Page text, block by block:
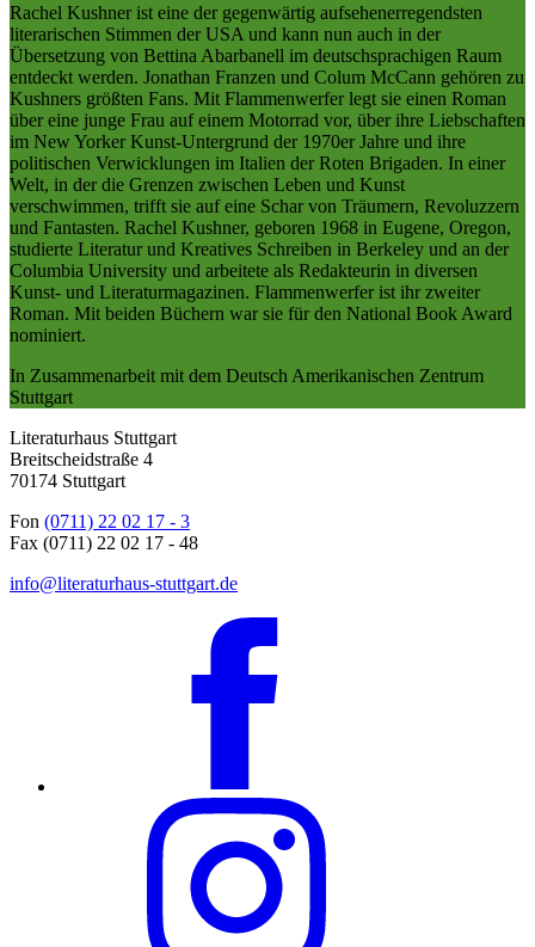
Rachel Kushner ist eine der gegenwärtig aufsehenerregendsten
literarischen Stimmen der USA und kann nun auch in der
Übersetzung von Bettina Abarbanell im deutschsprachigen Raum
entdeckt werden. Jonathan Franzen und Colum McCann gehören zu
Kushners größten Fans. Mit Flammenwerfer legt sie einen Roman
über eine junge Frau auf einem Motorrad vor, über ihre Liebschaften
im New Yorker Kunst-Untergrund der 1970er Jahre und ihre
politischen Verwicklungen im Italien der Roten Brigaden. In einer
Welt, in der die Grenzen zwischen Leben und Kunst
verschwimmen, trifft sie auf eine Schar von Träumern, Revoluzzern
und Fantasten. Rachel Kushner, geboren 1968 in Eugene, Oregon,
studierte Literatur und Kreatives Schreiben in Berkeley und an der
Columbia University und arbeitete als Redakteurin in diversen
Kunst- und Literaturmagazinen. Flammenwerfer ist ihr zweiter
Roman. Mit beiden Büchern war sie für den National Book Award
nominiert.
In Zusammenarbeit mit dem Deutsch Amerikanischen Zentrum
Stuttgart
Literaturhaus Stuttgart
Breitscheidstraße 4
70174 Stuttgart
Fon (0711) 22 02 17 - 3
Fax (0711) 22 02 17 - 48
info@literaturhaus-stuttgart.de